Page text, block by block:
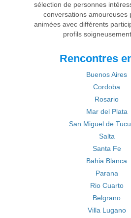
sélection de personnes
conversations amoureuses
animées avec différents
profils
Rencontres
Buenos Aires
Cordoba
Rosario
Mar del Plata
San Miguel de
Salta
Santa Fe
Bahia Blanca
Parana
Rio Cuarto
Belgrano
Villa Lugano